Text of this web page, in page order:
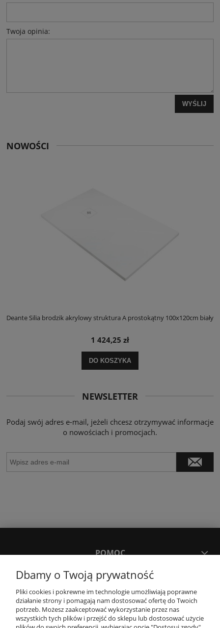
Twoja opinia:
WYŚLIJ
NOWOŚCI
Deante Silia brodzik akrylowy struktura A prostokątny 100x120cm biały
1 424,25 zł
DO KOSZYKA
NEWSLETTER
Podaj swój adres e-mail, jeżeli chcesz otrzymywać informacje
o nowościach i promocjach.
POMOC
MOJE KONTO
PŁATNOŚCI I DOSTAWA
Dbamy o Twoją prywatność
Pliki cookies i pokrewne im technologie umożliwiają poprawne
działanie strony i pomagają nam dostosować ofertę do Twoich
potrzeb. Możesz zaakceptować wykorzystanie przez nas
wszystkich tych plików i przejść do sklepu lub dostosować użycie